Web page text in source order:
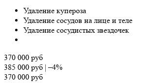
Удаление купероза
Удаление сосудов на лице и теле
Удаление сосудистых звездочек
370 000 руб
385 000 руб |–4%
370 000 руб